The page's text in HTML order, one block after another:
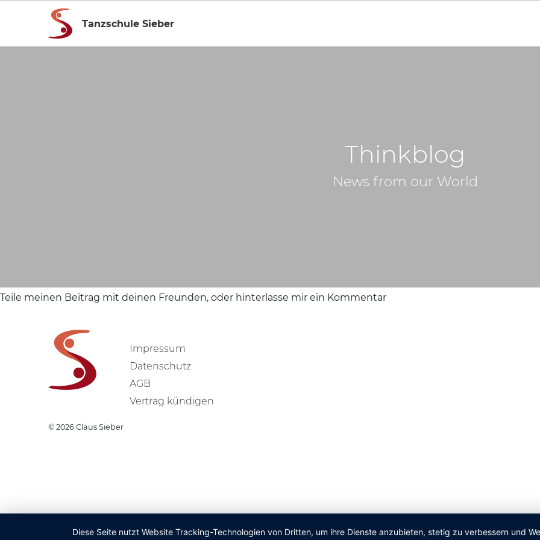
Tanzschule Sieber
Thinkblog
News from our World
Teile meinen Beitrag mit deinen Freunden, oder hinterlasse mir ein Kommentar
Impressum
Datenschutz
AGB
Vertrag kündigen
© 2026 Claus Sieber
Diese Seite nutzt Website Tracking-Technologien von Dritten, um ihre Dienste anzubieten, stetig zu verbessern und